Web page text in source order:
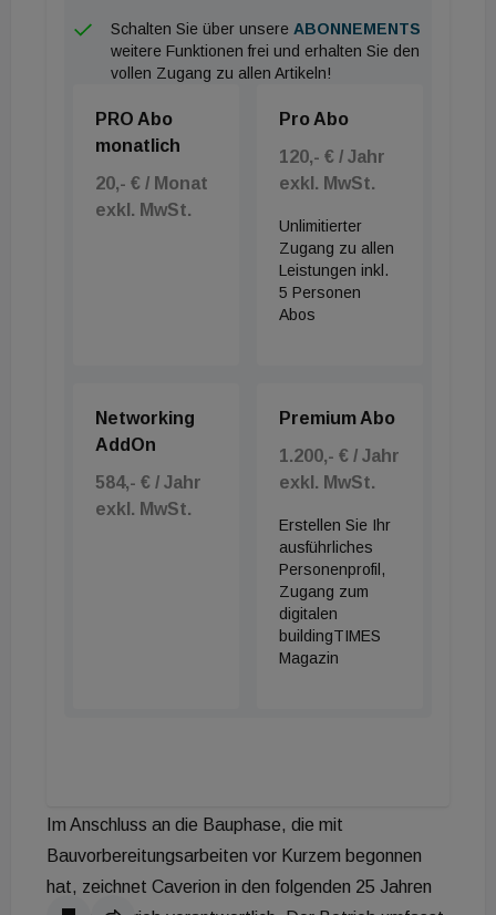
Österreich-Premiere für Caverion
Das PPP-Modell mit der Granit sei für Caverion
Österreich eine Premiere, bestätigt Manfred
Simmet, Geschäftsführer von Caverion Österreich.
Zwar habe das Unternehmen „eine Vielzahl
ähnlicher Projekte im Ausbildungssektor in anderen
Ländern abgewickelt“, für Österreich sei es aber
das erste PPP-Modell. Wie es zur Arge mit der
die Granit gewonnen und einmal die Strabag. Also
haben wir die Granit gefragt, ob sie mit uns
gemeinsam anbietet“, erläutert Simmet den
Entstehungsprozess der Arge. Die Trennung der
Gewerke ist ziemlich klar. Granit wird „für den Bau
der Erweiterung samt Außenanlagen und Parkplatz
sowie für die Adaptierung des bestehenden
Gebäudes verantwortlich sein“, wie Simmet betont.
Im Anschluss an die Bauphase, die mit
Bauvorbereitungsarbeiten vor Kurzem begonnen
hat, zeichnet Caverion in den folgenden 25 Jahren
Schalten Sie über unsere ABONNEMENTS
weitere Funktionen frei und erhalten Sie den
vollen Zugang zu allen Artikeln!
PRO Abo
monatlich
20,- € / Monat
exkl. MwSt.
Pro Abo
120,- € / Jahr
exkl. MwSt.
Unlimitierter
Zugang zu allen
Leistungen inkl.
5 Personen
Abos
Networking
AddOn
584,- € / Jahr
exkl. MwSt.
Premium Abo
1.200,- € / Jahr
exkl. MwSt.
Erstellen Sie Ihr
ausführliches
Personenprofil,
Zugang zum
digitalen
buildingTIMES
Magazin